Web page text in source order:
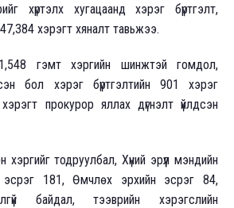
хүртэлх хугацаанд хэрэг бүртгэлт,
хэрэгт хяналт тавьжээ.
гэмт хэргийн шинжтэй гомдол,
бол хэрэг бүртгэлтийн 901 хэрэг
прокурор яллах дүгнэлт үйлдсэн
хэргийг тодруулбал, Хүний эрүүл мэндийн
эсрэг 181, Өмчлөх эрхийн эсрэг 84,
байдал, тээврийн хэрэгслийн